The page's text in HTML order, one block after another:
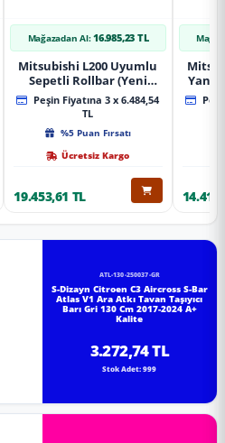
Mağazadan Al: 16.985,23 TL
Mitsubishi L200 Uyumlu
Sepetli Rollbar (Yeni
Nesil Sepetli Roll Bar
Aqm-M10)
Peşin Fiyatına 3 x 6.484,54
TL
%5 Puan Fırsatı
Ücretsiz Kargo
19.453,61 TL
Yan
ATL-130-250037-GR
S-Dizayn Citroen C3 Aircross S-Bar
Atlas V1 Ara Atkı Tavan Taşıyıcı
Barı Gri 130 Cm 2017-2024 A+
Kalite
3.272,74 TL
Stok Adet: 999